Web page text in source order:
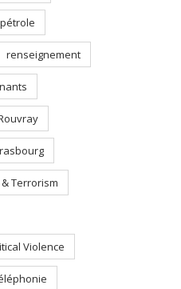
pétrole
renseignement
Terrorism
Violence